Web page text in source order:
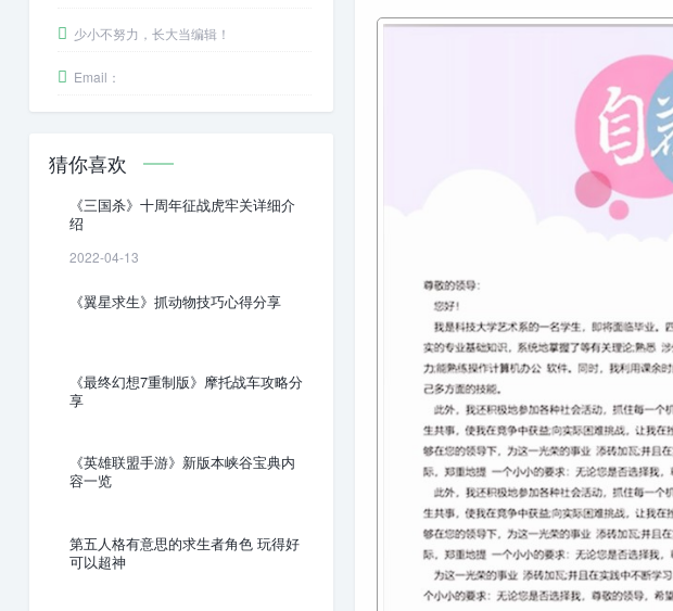
少小不努力，长大当编辑！
Email：
猜你喜欢
《三国杀》十周年征战虎牢关详细介
绍
2022-04-13
《翼星求生》抓动物技巧心得分享
《最终幻想7重制版》摩托战车攻略分
享
《英雄联盟手游》新版本峡谷宝典内
容一览
第五人格有意思的求生者角色 玩得好
可以超神